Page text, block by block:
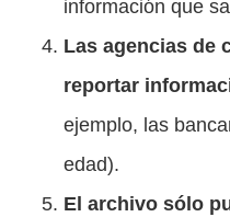
información que
Las agencias de
reportar
ejemplo, las
edad).
El archivo sólo